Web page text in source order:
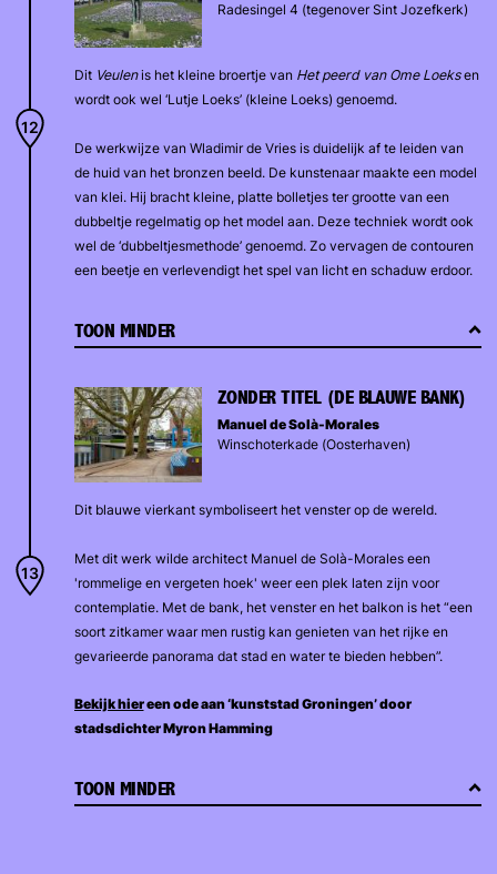
Radesingel 4 (tegenover Sint Jozefkerk)
Dit Veulenis het kleine broertje van Het peerd van Ome Loeksen
wordt ook wel ‘Lutje Loeks’ (kleine Loeks) genoemd.
De werkwijze van Wladimir de Vries is duidelijk af te leiden van
de huid van het bronzen beeld. De kunstenaar maakte een model
van klei. Hij bracht kleine, platte bolletjes ter grootte van een
dubbeltje regelmatig op het model aan. Deze techniek wordt ook
wel de ‘dubbeltjesmethode’ genoemd. Zo vervagen de contouren
een beetje en verlevendigt het spel van licht en schaduw erdoor.
TOON MINDER
ZONDER TITEL (DE BLAUWE BANK)
Manuel de Solà-Morales
Winschoterkade (Oosterhaven)
Dit blauwe vierkant symboliseert het venster op de wereld.
Met dit werk wilde architect Manuel de Solà-Morales een
'rommelige en vergeten hoek' weer een plek laten zijn voor
contemplatie. Met de bank, het venster en het balkon is het “een
soort zitkamer waar men rustig kan genieten van het rijke en
gevarieerde panorama dat stad en water te bieden hebben”.
Bekijk hiereen ode aan ‘kunststad Groningen’ door
stadsdichter Myron Hamming
TOON MINDER